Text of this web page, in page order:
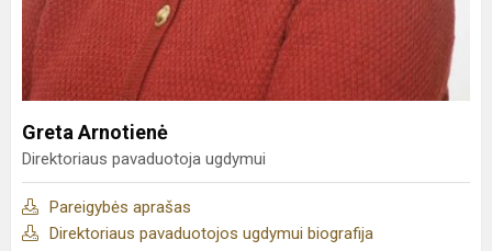
Greta Arnotienė
Direktoriaus pavaduotoja ugdymui
Pareigybės aprašas
Direktoriaus pavaduotojos ugdymui biografija